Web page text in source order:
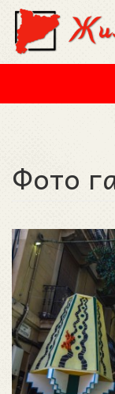
Перейти к
Фото